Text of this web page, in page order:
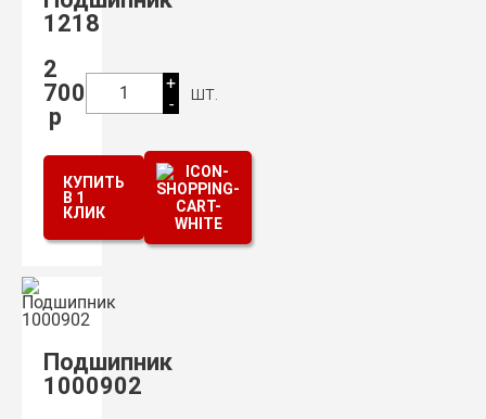
1218
2
700
р
1
+
-
шт.
КУПИТЬ
В 1
КЛИК
Подшипник
1000902